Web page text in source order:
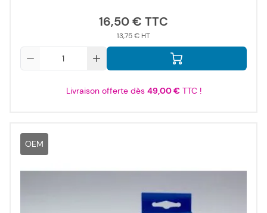
16,50 €
13,75 €
Livraison offerte dès 49,00 €TTC !
OEM